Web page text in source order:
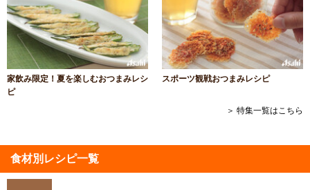
家飲み限定！夏を楽しむおつまみレシ
ピ
スポーツ観戦おつまみレシピ
＞ 特集一覧はこちら
食材別レシピ一覧